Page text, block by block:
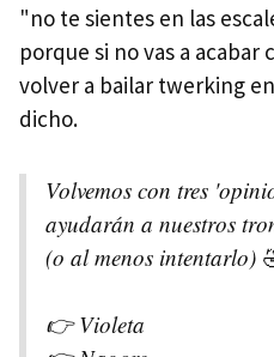
"no te sientes en las
porque si no vas a acabar
volver a bailar twerking
dicho.
Volvemos con tres
ayudarán a nuestros
(o al menos intentarlo)
👉 Violeta